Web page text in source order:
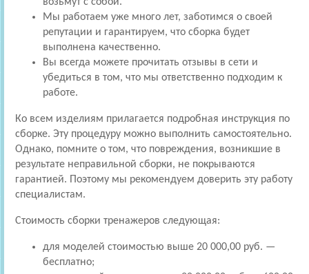
Мы работаем уже много лет, заботимся о своей
репутации и гарантируем, что сборка будет
выполнена качественно.
Вы всегда можете прочитать отзывы в сети и
убедиться в том, что мы ответственно подходим к
работе.
Ко всем изделиям прилагается подробная инструкция по
сборке. Эту процедуру можно выполнить самостоятельно.
Однако, помните о том, что повреждения, возникшие в
результате неправильной сборки, не покрываются
гарантией. Поэтому мы рекомендуем доверить эту работу
специалистам.
Стоимость сборки тренажеров следующая:
для моделей стоимостью выше 20 000,00 руб. —
бесплатно;